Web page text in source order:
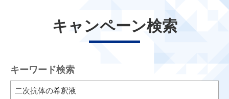
キャンペーン検索
キーワード検索